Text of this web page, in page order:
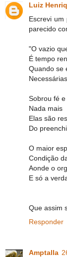
Luiz
Escrevi
parecido
"O vazio
É tempo
Quando se
Sobrou fé
Nada mais
Elas são
Do
O maior
Condição
Aonde o
E só a
Que assim
Responder
Amptalla